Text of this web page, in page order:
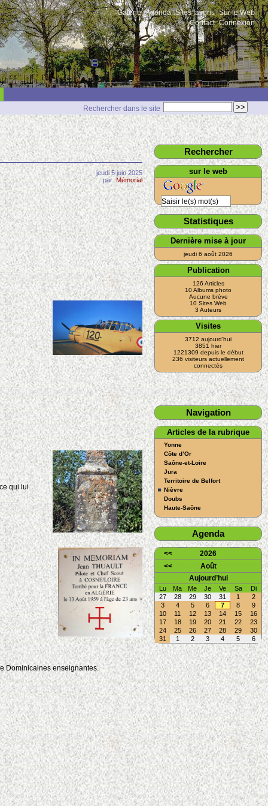
Galerie Agenda Sites favoris Sur le Web
Contact Connexion
Rechercher dans le site
jeudi 5 juin 2025
parMémorial
qui lui
Dominicaines enseignantes.
Rechercher
sur le web
Statistiques
Dernière mise à jour
jeudi 6 août 2026
Publication
126 Articles
10 Albums photo
Aucune brève
10 Sites Web
3 Auteurs
Visites
3712 aujourd’hui
3851 hier
1221309 depuis le début
236 visiteurs actuellement
connectés
Navigation
Articles de la rubrique
Yonne
Côte d’Or
Saône-et-Loire
Jura
Territoire de Belfort
Nièvre
Doubs
Haute-Saône
Agenda
<<
2026
<<
Août
Aujourd’hui
Lu Ma Me Je Ve Sa
Di
27
28 29 30 31 1
2
3
4 5 6 7 8
9
10
11 12 13 14 15
16
17
18 19 20 21 22
23
24
25 26 27 28 29
30
31
1 2 3 4 5 6